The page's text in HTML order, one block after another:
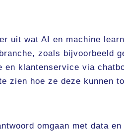
uit wat AI en machine
zoals bijvoorbeeld
en klantenservice via
zien hoe ze deze kunnen
omgaan met data